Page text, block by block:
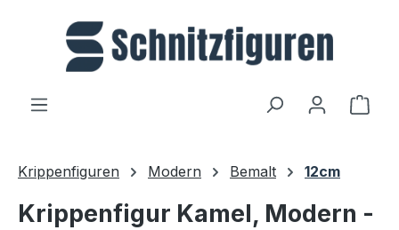
Zum Hauptinhalt springen
Krippenfiguren Modern Bemalt 12cm
Krippenfigur Kamel, Modern -